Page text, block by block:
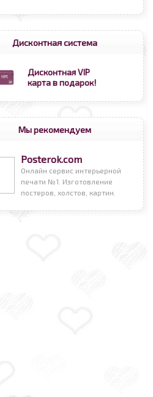
Дисконтная система
Дисконтная VIP
карта в подарок!
Мы рекомендуем
Posterok.com
Онлайн сервис интерьерной
печати №1. Изготовление
постеров, холстов, картин.